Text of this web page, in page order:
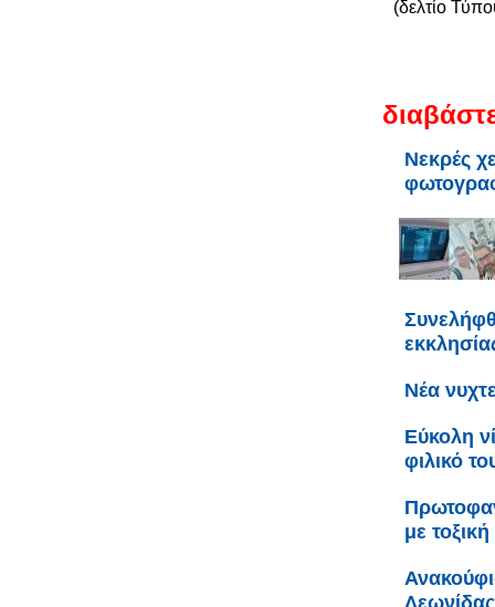
(δελτίο
Νεκρές
Νέα
Εύκολη
φιλικό
με